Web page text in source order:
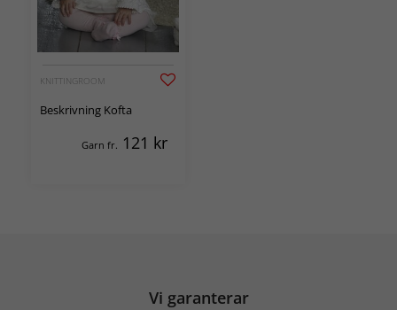
KNITTINGROOM
Beskrivning Kofta
Garn fr. 121 kr
Vi garanterar